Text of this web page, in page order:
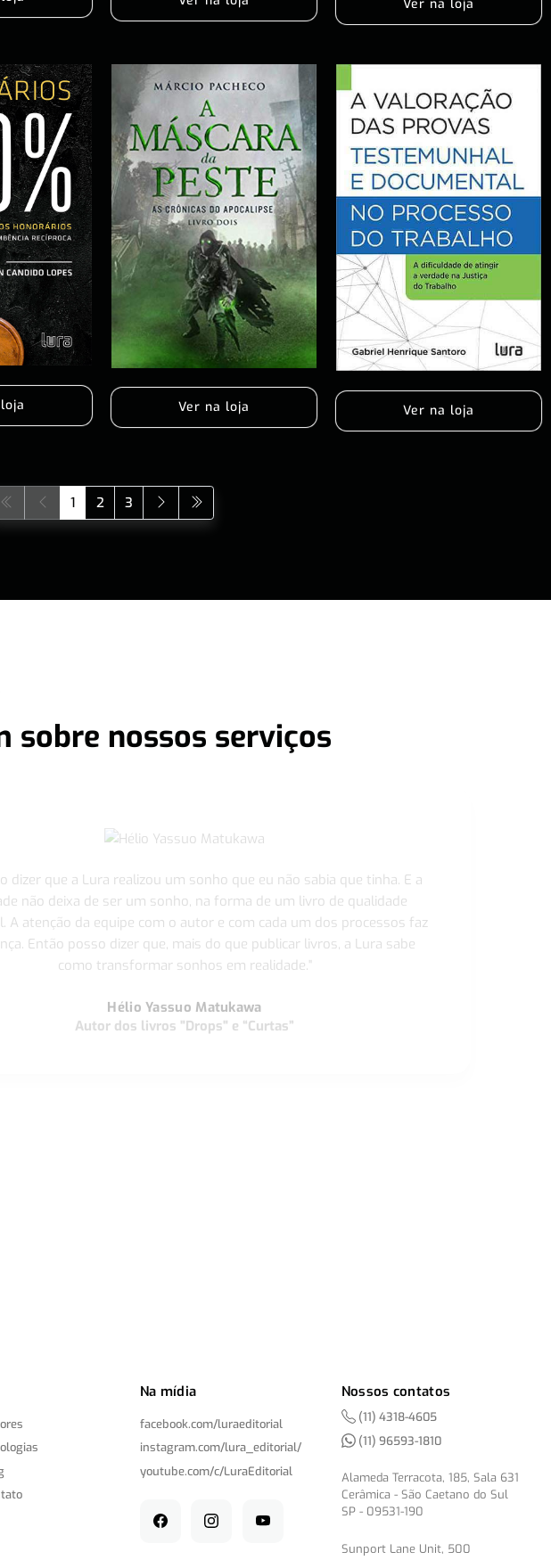
Ver na loja
Ver na loja Ver na loja
1 2 3
sobre nossos serviços
dizer que a Lura realizou um sonho que eu não sabia que tinha. E a
não deixa de ser um sonho, na forma de um livro de qualidade
A atenção da equipe com o autor e com cada um dos processos faz
Então posso dizer que, mais do que publicar livros, a Lura sabe
como transformar sonhos em realidade."
Hélio Yassuo Matukawa
Autor dos livros "Drops" e “Curtas”
Na mídia
facebook.com/luraeditorial
instagram.com/lura_editorial/
youtube.com/c/LuraEditorial
Nossos contatos
(11) 4318-4605
(11) 96593-1810
Alameda Terracota, 185, Sala 631
Cerâmica - São Caetano do Sul
SP - 09531-190
Sunport Lane Unit, 500